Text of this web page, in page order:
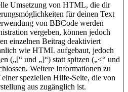
Umsetzung von HTML, die dir
für deinen Text
von BBCode werden
vergeben, können jedoch
einzelnen Beitrag deaktiviert
wie HTML aufgebaut, jedoch
(„[“ und „]“) statt spitzen („<“ und
Weitere Informationen zu
speziellen Hilfe-Seite, die von
aus zugänglich ist.